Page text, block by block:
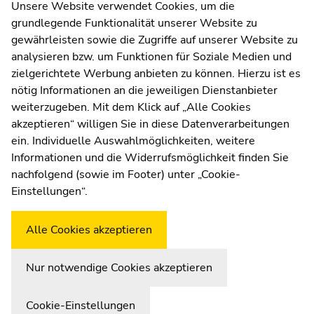
Kommunikation und Öffentlichkeitsarbeit
Moodle
UNIGRAZonline
Impressum
Datenschutzerklärung
Cookie-Einstellungen
Barrierefreiheitserklärung
WetterstationUni Graz
Unsere Website verwendet Cookies, um die
grundlegende Funktionalität unserer Website zu
gewährleisten sowie die Zugriffe auf unserer Website zu
analysieren bzw. um Funktionen für Soziale Medien und
zielgerichtete Werbung anbieten zu können. Hierzu ist es
nötig Informationen an die jeweiligen Dienstanbieter
weiterzugeben. Mit dem Klick auf „Alle Cookies
akzeptieren“ willigen Sie in diese Datenverarbeitungen
ein. Individuelle Auswahlmöglichkeiten, weitere
Informationen und die Widerrufsmöglichkeit finden Sie
nachfolgend (sowie im Footer) unter „Cookie-
Einstellungen“.
Alle Cookies akzeptieren
Nur notwendige Cookies akzeptieren
Cookie-Einstellungen